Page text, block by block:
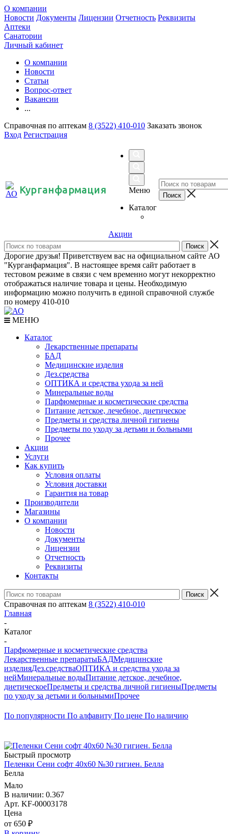
О компании
Новости Документы Лицензии Отчетность Реквизиты
Аптеки
Санатории
Личный кабинет
О компании
Новости
Статьи
Вопрос-ответ
Вакансии
...
Справочная по аптекам 8 (3522) 410-010 Заказать звонок
Вход Регистрация
Курганфармация
Меню
Каталог
Акции
Дорогие друзья! Приветствуем вас на официальном сайте АО
"Курганфармация". В настоящее время сайт работает в
тестовом режиме в связи с чем временно могут некорректно
отображаться наличие товара и цены. Необходимую
информацию можно получить в единой справочной службе
по номеру 410-010
МЕНЮ
Каталог
Лекарственные препараты
БАД
Медицинские изделия
Дез.средства
ОПТИКА и средства ухода за ней
Минеральные воды
Парфюмерные и косметические средства
Питание детское, лечебное, диетическое
Предметы и средства личной гигиены
Предметы по уходу за детьми и больными
Прочее
Акции
Услуги
Как купить
Условия оплаты
Условия доставки
Гарантия на товар
Производители
Магазины
О компании
Новости
Документы
Лицензии
Отчетность
Реквизиты
Контакты
Справочная по аптекам 8 (3522) 410-010
Главная
-
Каталог
-
Парфюмерные и косметические средства
Лекарственные препаратыБАДМедицинские
изделияДез.средстваОПТИКА и средства ухода за
нейМинеральные водыПитание детское, лечебное,
диетическоеПредметы и средства личной гигиеныПредметы
по уходу за детьми и больнымиПрочее
По популярности По алфавиту По цене По наличию
Быстрый просмотр
Пеленки Сени софт 40х60 №30 гигиен. Белла
Белла
Мало
В наличии: 0.367
Арт. KF-00003178
Цена
от 650 ₽